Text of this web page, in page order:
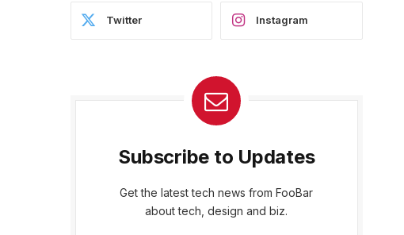
Twitter Instagram
Subscribe to Updates
Get the latest tech news from FooBar
about tech, design and biz.